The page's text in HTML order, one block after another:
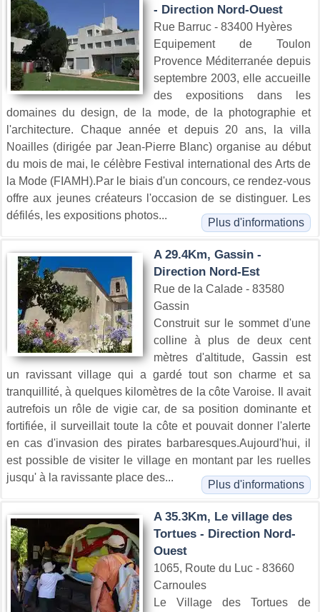
- Direction Nord-Ouest
Rue Barruc - 83400 Hyères
Equipement de Toulon
Provence Méditerranée depuis
septembre 2003, elle accueille
des expositions dans les
domaines du design, de la mode, de la photographie et
l'architecture. Chaque année et depuis 20 ans, la villa
Noailles (dirigée par Jean-Pierre Blanc) organise au début
du mois de mai, le célèbre Festival international des Arts de
la Mode (FIAMH).Par le biais d'un concours, ce rendez-vous
offre aux jeunes créateurs l'occasion de se distinguer. Les
défilés, les expositions photos...
Plus d'informations
A 29.4Km, Gassin -
Direction Nord-Est
Rue de la Calade - 83580
Gassin
Construit sur le sommet d'une
colline à plus de deux cent
mètres d'altitude, Gassin est
un ravissant village qui a gardé tout son charme et sa
tranquillité, à quelques kilomètres de la côte Varoise. Il avait
autrefois un rôle de vigie car, de sa position dominante et
fortifiée, il surveillait toute la côte et pouvait donner l'alerte
en cas d'invasion des pirates barbaresques.Aujourd'hui, il
est possible de visiter le village en montant par les ruelles
jusqu' à la ravissante place des...
Plus d'informations
A 35.3Km, Le village des
Tortues - Direction Nord-
Ouest
1065, Route du Luc - 83660
Carnoules
Le Village des Tortues de